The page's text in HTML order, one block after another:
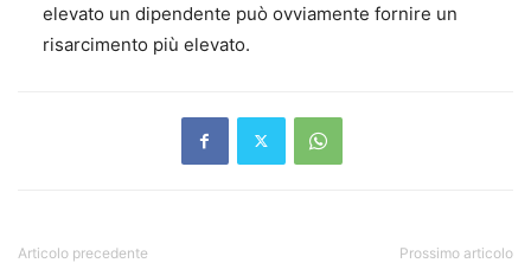
elevato un dipendente può ovviamente fornire un
risarcimento più elevato.
Articolo precedente Prossimo articolo